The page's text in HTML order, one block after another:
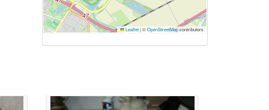
Leaflet|©OpenStreetMapcontributors